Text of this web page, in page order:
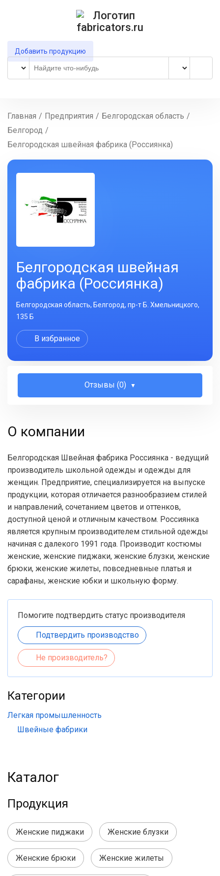
Добавить продукцию
Главная / Предприятия / Белгородская область /
Белгород /
Белгородская швейная фабрика (Россиянка)
Белгородская швейная
фабрика (Россиянка)
Белгородская область, Белгород, пр-т Б. Хмельницкого,
135 Б
В избранное
Отзывы (0)
О компании
Белгородская Швейная фабрика Россиянка - ведущий
производитель школьной одежды и одежды для
женщин. Предприятие, специализируется на выпуске
продукции, которая отличается разнообразием стилей
и направлений, сочетанием цветов и оттенков,
доступной ценой и отличным качеством. Россиянка
является крупным производителем стильной одежды
начиная с далекого 1991 года. Производит костюмы
женские, женские пиджаки, женские блузки, женские
брюки, женские жилеты, повседневные платья и
сарафаны, женские юбки и школьную форму.
Помогите подтвердить статус производителя
Подтвердить производство
Не производитель?
Категории
Легкая промышленность
Швейные фабрики
Каталог
Продукция
Женские пиджаки Женские блузки
Женские брюки Женские жилеты